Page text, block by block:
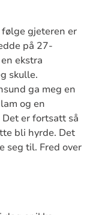
følge gjeteren er
på 27-
ekstra
skulle.
ga meg en
og en
er fortsatt så
bli hyrde. Det
seg til. Fred over